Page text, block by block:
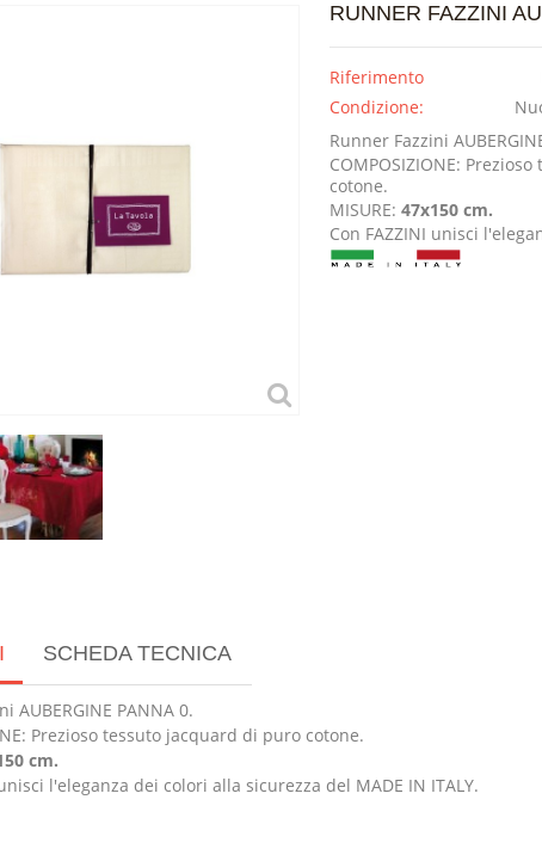
RUNNER FAZZINI
Riferimento
Condizione:
Runner Fazzini
COMPOSIZIONE:
cotone.
MISURE: 47x150 cm.
Con FAZZINI unisci
SCHEDA TECNICA
AUBERGINE PANNA 0.
Prezioso tessuto jacquard di puro cotone.
cm.
l'eleganza dei colori alla sicurezza del MADE IN ITALY.